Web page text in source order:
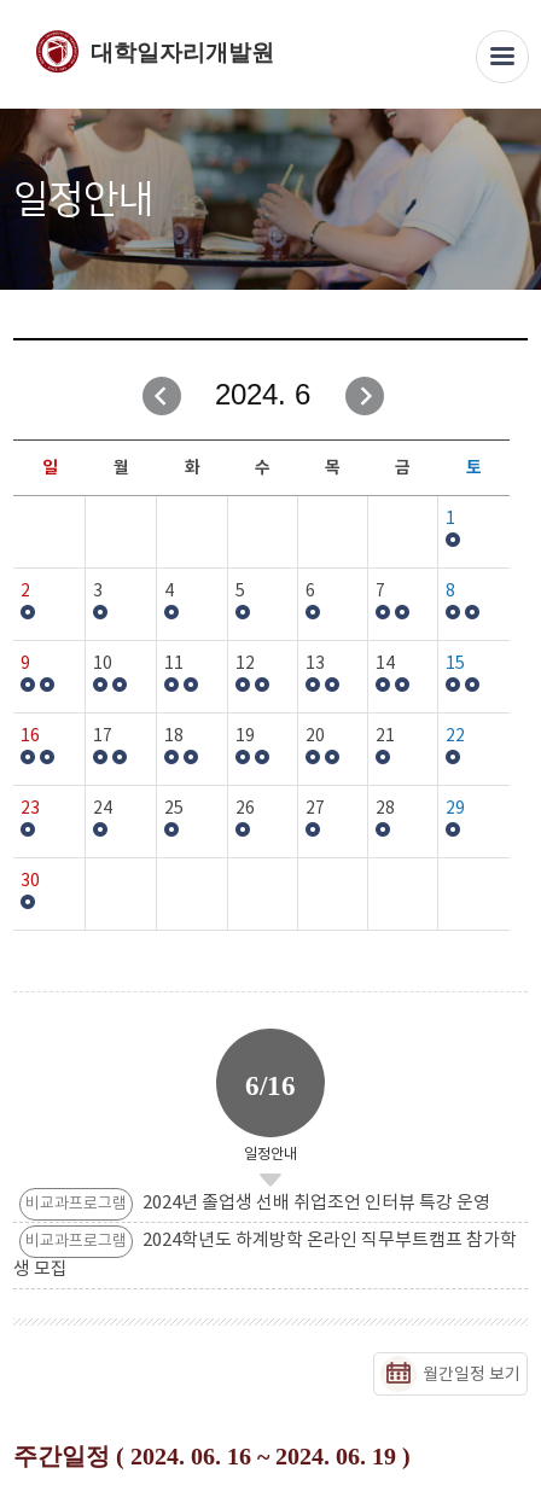
대학일자리개발원
일정안내
2024. 6
일 월 화 수 목 금 토
1
2 3 4 5 6 7 8
9 10 11 12 13 14 15
16 17 18 19 20 21 22
23 24 25 26 27 28 29
30
6/16
일정안내
비교과프로그램 2024년 졸업생 선배 취업조언 인터뷰 특강 운영
비교과프로그램
2024학년도 하계방학 온라인 직무부트캠프 참가학
생 모집
월간일정 보기
주간일정 ( 2024. 06. 16 ~ 2024. 06. 19 )